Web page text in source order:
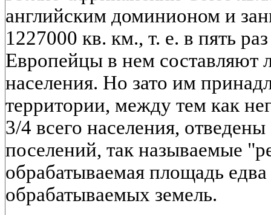
английским доминионом и
1227000 кв. км., т. е. в пять
Европейцы в нем составляют
населения. Но зато им
территории, между тем как
3/4 всего населения,
поселений, так называемые
обрабатываемая площадь едва
обрабатываемых земель.